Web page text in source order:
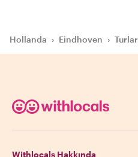
Hollanda › Eindhoven › Turlar
Withlocals Hakkında